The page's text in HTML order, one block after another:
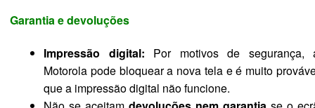
Garantia e devoluções
Impressão digital: Por motivos de segurança,
Motorola pode bloquear a nova tela e é muito
que a impressão digital não funcione.